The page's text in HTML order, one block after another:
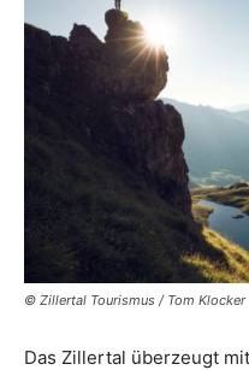
© Zillertal Tourismus / Tom Klocker
Das Zillertal überzeugt